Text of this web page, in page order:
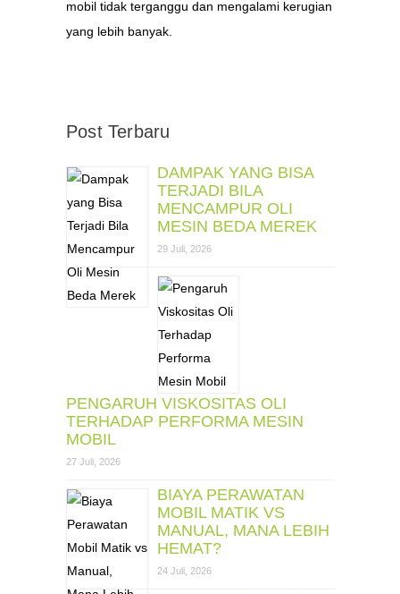
mobil tidak terganggu dan mengalami kerugian
yang lebih banyak.
Post Terbaru
DAMPAK YANG BISA
TERJADI BILA
MENCAMPUR OLI
MESIN BEDA MEREK
29 Juli, 2026
PENGARUH VISKOSITAS OLI
TERHADAP PERFORMA MESIN
MOBIL
27 Juli, 2026
BIAYA PERAWATAN
MOBIL MATIK VS
MANUAL, MANA LEBIH
HEMAT?
24 Juli, 2026